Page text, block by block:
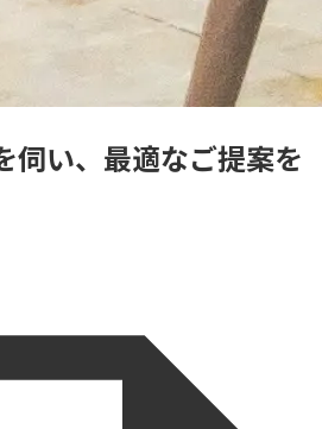
伺い、最適なご提案を